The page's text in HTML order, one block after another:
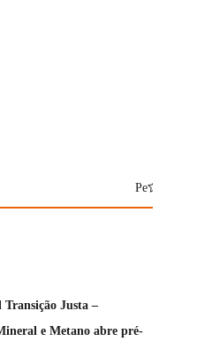
Transição Justa –
e Metano abre pré-